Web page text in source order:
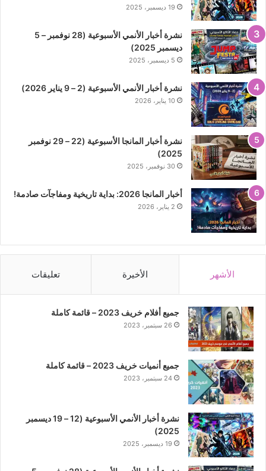
19 ديسمبر، 2025
نشرة أخبار الأنمي الأسبوعية (28 نوفمبر – 5
ديسمبر 2025)
5 ديسمبر، 2025
نشرة أخبار الأنمي الأسبوعية (2 – 9 يناير 2026)
10 يناير، 2026
نشرة أخبار المانجا الأسبوعية (22 – 29 نوفمبر
2025)
30 نوفمبر، 2025
أخبار المانجا 2026: بداية تاريخية ومفاجآت صادمة!
2 يناير، 2026
الأشهر الأخيرة تعليقات
جميع أفلام خريف 2023 – قائمة كاملة
26 سبتمبر، 2023
جميع أنميات خريف 2023 – قائمة كاملة
24 سبتمبر، 2023
نشرة أخبار الأنمي الأسبوعية (12 – 19 ديسمبر
2025)
19 ديسمبر، 2025